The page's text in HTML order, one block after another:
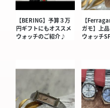
【BERING】予算３万
円ギフトにもオススメ
ウォッチのご紹介♪
【
ガモ】上
ウォッチ